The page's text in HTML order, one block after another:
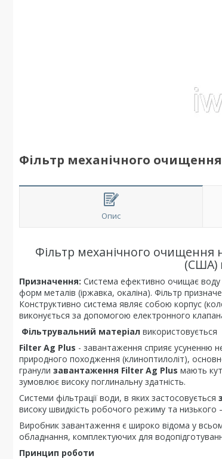
Фільтр механічного
Опис
Фільтр механічного очищення
(США)
Призначення: Система ефективно очищає воду
форм металів (іржавка, окаліна). Фільтр
Конструктивно система являє собою корпус
виконується за допомогою електронного
Фільтрувальний матеріал використовується
Filter Ag Plus - завантаження сприяє усуненню
природного походження (клиноптилоліт),
гранули завантаження Filter Ag Plus мають
зумовлює високу поглинальну здатність.
Системи фільтрації води, в яких застосовується
високу швидкість робочого режиму та
Виробник завантаження є широко відома у
обладнання, комплектуючих для
Принцип роботи